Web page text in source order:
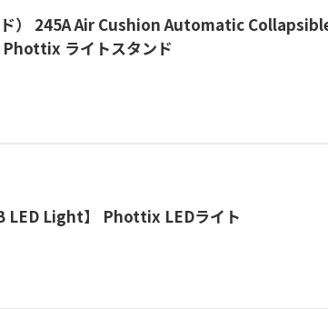
ド） 245A Air Cushion Automatic
ライトスタンド
LED Light】 Phottix LEDライト